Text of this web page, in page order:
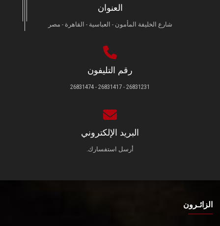
العنوان
شارع الخليفة المأمون - العباسية - القاهرة - مصر
رقم التليفون
26831231 - 26831417 - 26831474
البريد الإلكتروني
أرسل استفسارك.
الزائـرون